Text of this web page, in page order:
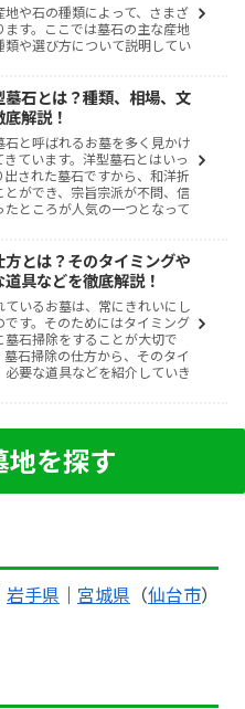
地や石の種類によって、さまざ
ます。ここでは墓石の主な産地
類や選び方について説明してい
石とは？種類、相場、文
解説！
石と呼ばれるお墓を多く見かけ
ています。洋型墓石とはいっ
出された墓石ですから、和洋折
とができ、宗旨宗派が不問、信
ところが人気の一つとなって
方とは？そのタイミングや
具などを徹底解説！
ているお墓は、常にきれいにし
です。そのためにはタイミング
墓石掃除をすることが大切で
墓石掃除の仕方から、そのタイ
必要な道具などを紹介していき
地を探す
岩手県 ｜ 宮城県 （仙台市）